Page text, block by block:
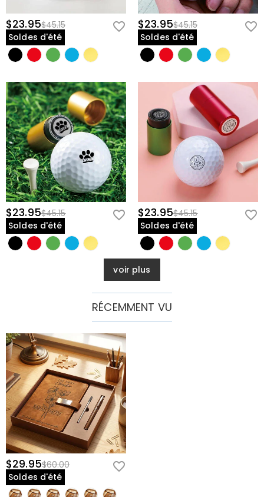
$23.95$45.15
Soldes d'été
$23.95$45.15
Soldes d'été
$23.95$45.15
Soldes d'été
$23.95$45.15
Soldes d'été
voir plus
RÉCEMMENT VU
$29.95$60.00
Soldes d'été